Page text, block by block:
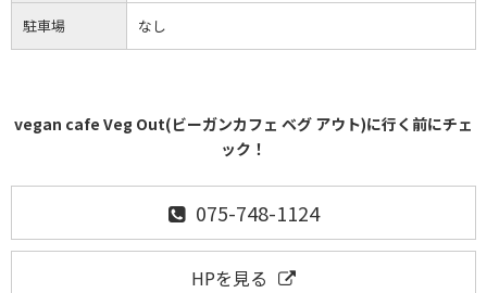
駐車場 なし
vegan cafe Veg Out(ビーガンカフェ ベグ アウト)に行く前にチェ
ック！
075-748-1124
HPを見る